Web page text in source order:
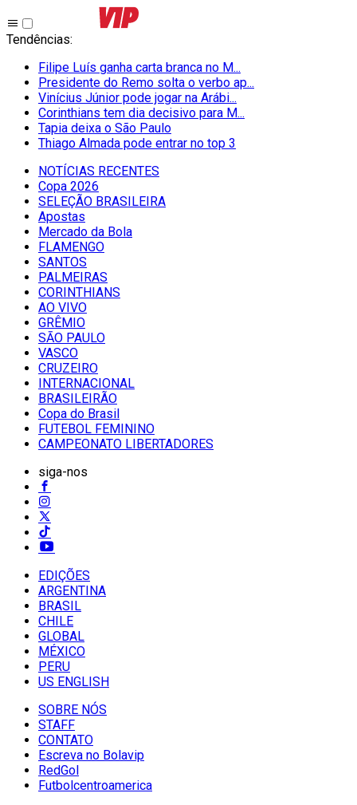
Tendências:
Filipe Luís ganha carta branca no M...
Presidente do Remo solta o verbo ap...
Vinícius Júnior pode jogar na Arábi...
Corinthians tem dia decisivo para M...
Tapia deixa o São Paulo
Thiago Almada pode entrar no top 3
NOTÍCIAS RECENTES
Copa 2026
SELEÇÃO BRASILEIRA
Apostas
Mercado da Bola
FLAMENGO
SANTOS
PALMEIRAS
CORINTHIANS
AO VIVO
GRÊMIO
SĀO PAULO
VASCO
CRUZEIRO
INTERNACIONAL
BRASILEIRÃO
Copa do Brasil
FUTEBOL FEMININO
CAMPEONATO LIBERTADORES
siga-nos
EDIÇÕES
ARGENTINA
BRASIL
CHILE
GLOBAL
MÉXICO
PERU
US ENGLISH
SOBRE NÓS
STAFF
CONTATO
Escreva no Bolavip
RedGol
Futbolcentroamerica